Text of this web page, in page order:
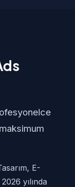
E-
yılında